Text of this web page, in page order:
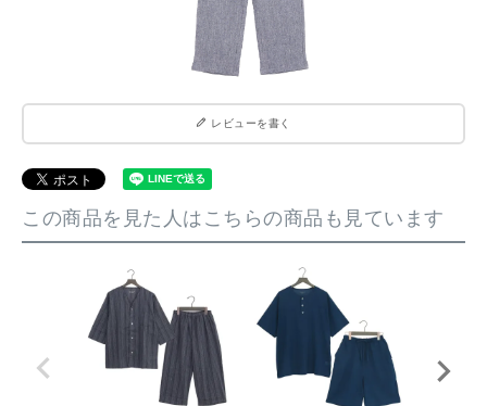
レビューを書く
この商品を見た人はこちらの商品も見ています